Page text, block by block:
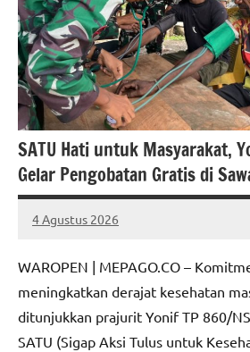
SATU Hati untuk Masyarakat,
Gelar Pengobatan Gratis di
4 Agustus 2026
MEPAGO
No
WAROPEN | MEPAGO.CO –
meningkatkan derajat kesehatan
ditunjukkan prajurit Yonif TP 860/
SATU (Sigap Aksi Tulus untuk